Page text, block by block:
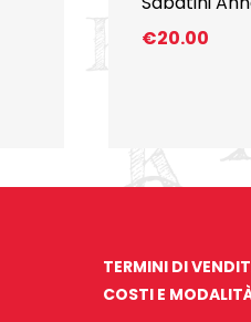
€20.00
TERMINI DI
COSTI E